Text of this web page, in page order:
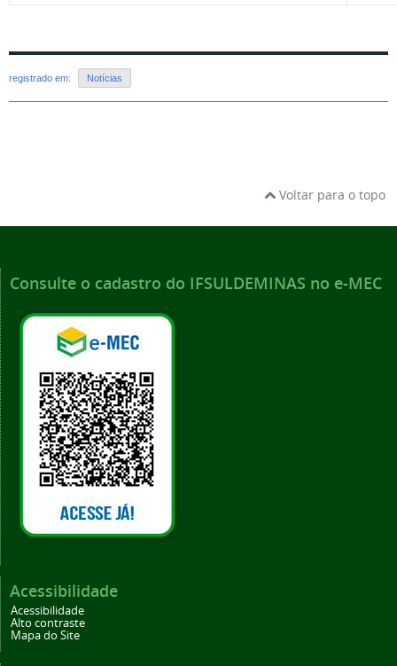
registrado em: Notícias
Voltar para o topo
Consulte o cadastro do IFSULDEMINAS no e-MEC
Acessibilidade
Acessibilidade
Alto contraste
Mapa do Site